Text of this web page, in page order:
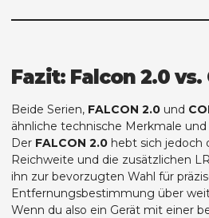
Fazit: Falcon 2.0 vs.
Beide Serien, FALCON 2.0 und
ähnliche technische Merkmale
Der FALCON 2.0 hebt sich jedoch
Reichweite und die zusätzlichen
ihn zur bevorzugten Wahl für
Entfernungsbestimmung über
Wenn du also ein Gerät mit einer